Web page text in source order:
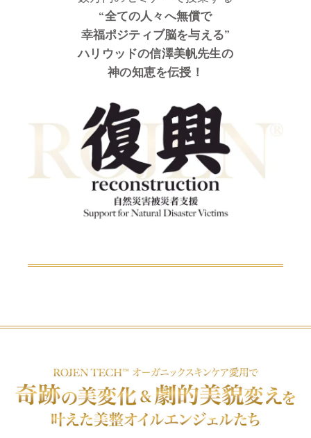
“全ての人々へ無償で
幸福ポジティブ脳を与える”
ハリウッドの信澤美帆先生の
神の知恵を伝授！